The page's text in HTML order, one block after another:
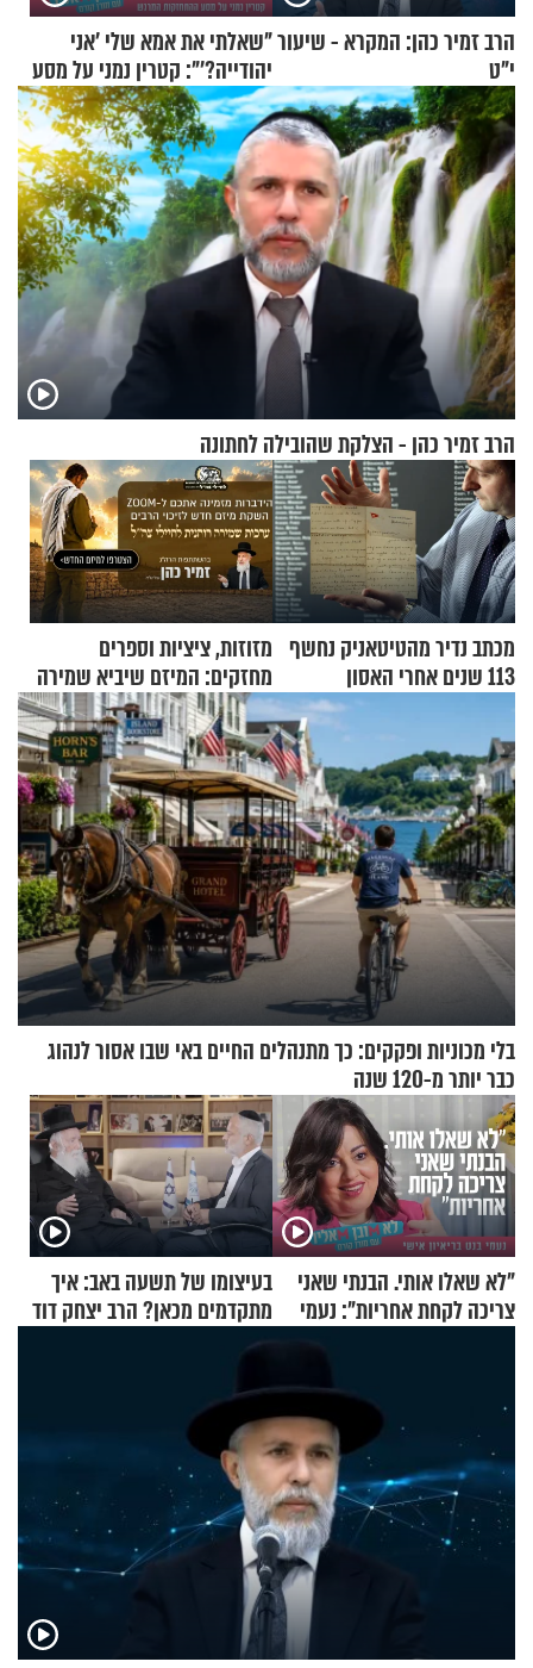
הרב זמיר כהן: המקרא - שיעור
י"ט
"שאלתי את אמא שלי 'אני
יהודייה?'": קטרין נמני על מסע
ההתחזקות המרגש
הרב זמיר כהן - הצלקת שהובילה לחתונה
מכתב נדיר מהטיטאניק נחשף
113 שנים אחרי האסון
מזוזות, ציציות וספרים
מחזקים: המיזם שיביא שמירה
רוחנית לאלפי חיילי צה"ל
בלי מכוניות ופקקים: כך מתנהלים החיים באי שבו אסור לנהוג
כבר יותר מ-120 שנה
"לא שאלו אותי. הבנתי שאני
צריכה לקחת אחריות": נעמי
בעיצומו של תשעה באב: איך
מתקדמים מכאן? הרב יצחק דוד
גרוסמן בשיחה מיוחדת